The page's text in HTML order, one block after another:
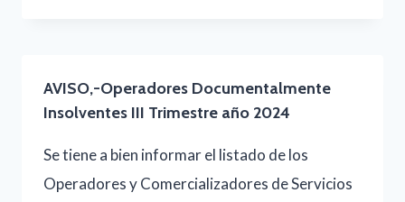
AVISO,-Operadores Documentalmente
Insolventes III Trimestre año 2024
Se tiene a bien informar el listado de los
Operadores y Comercializadores de Servicios